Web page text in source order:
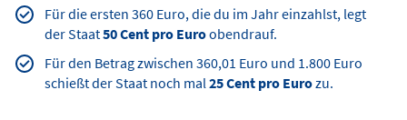
Für die ersten 360 Euro, die du im Jahr einzahlst, legt
der Staat50 Cent pro Euroobendrauf.
Für den Betrag zwischen 360,01 Euro und 1.800 Euro
schießt der Staat noch mal25 Cent pro Eurozu.